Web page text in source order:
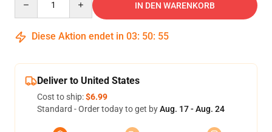
IN DEN WARENKORB
Diese Aktion endet in 03: 50: 54
Deliver to United States
Cost to ship:$6.99
Standard - Order today to get byAug. 17 - Aug. 24